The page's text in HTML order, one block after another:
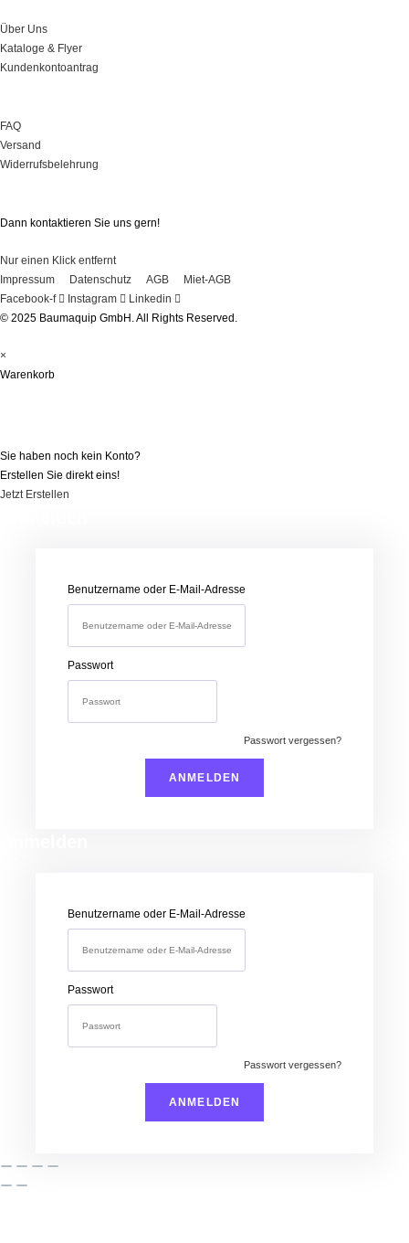
Über Uns
Kataloge & Flyer
Kundenkontoantrag
FAQ
Versand
Widerrufsbelehrung
Dann kontaktieren Sie uns gern!
Nur einen Klick entfernt
Impressum
Datenschutz AGB
Miet-AGB
Facebook-f
Instagram
Linkedin
© 2025 Baumaquip GmbH. All Rights Reserved.
×
Warenkorb
Sie haben noch kein Konto?
Erstellen Sie direkt eins!
Jetzt Erstellen
Benutzername oder E-Mail-Adresse
Passwort
Passwort vergessen?
Benutzername oder E-Mail-Adresse
Passwort
Passwort vergessen?